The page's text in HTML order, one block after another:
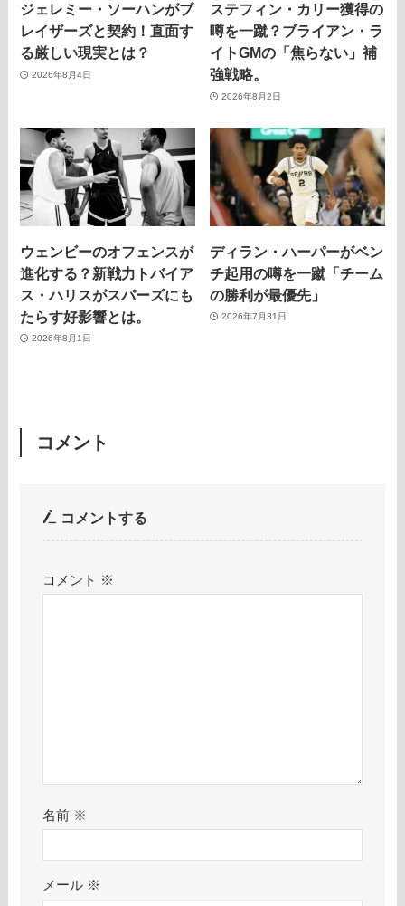
ジェレミー・ソーハンがブ
レイザーズと契約！直面す
る厳しい現実とは？
2026年8月4日
ステフィン・カリー獲得の
噂を一蹴？ブライアン・ラ
イトGMの「焦らない」補
強戦略。
2026年8月2日
ウェンビーのオフェンスが
進化する？新戦力トバイア
ス・ハリスがスパーズにも
たらす好影響とは。
2026年8月1日
ディラン・ハーパーがベン
チ起用の噂を一蹴「チーム
の勝利が最優先」
2026年7月31日
コメント
コメントする
コメント ※
名前 ※
メール ※